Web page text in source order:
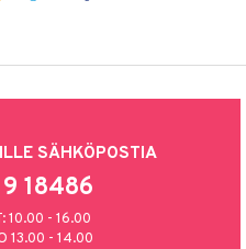
SÄHKÖPOSTIA
18486
10.00 - 16.00
13.00 - 14.00